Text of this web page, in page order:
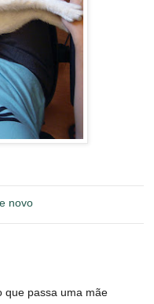
novo
que passa uma mãe